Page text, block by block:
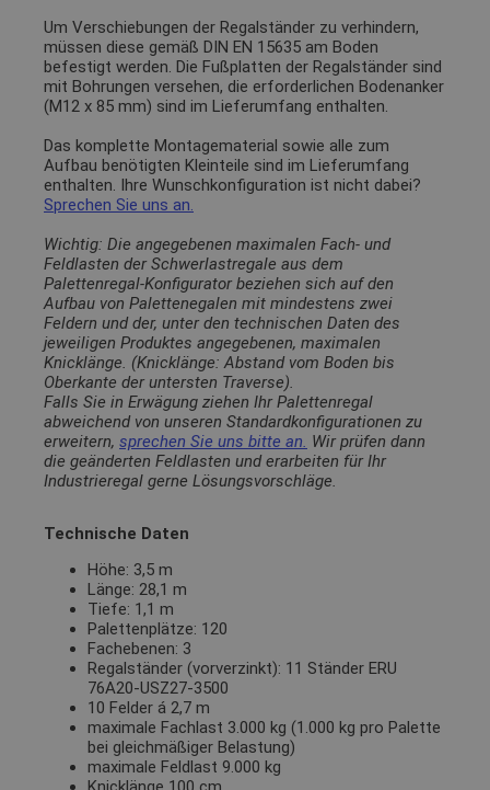
Um Verschiebungen der Regalständer zu verhindern,
müssen diese gemäß DIN EN 15635 am Boden
befestigt werden. Die Fußplatten der Regalständer sind
mit Bohrungen versehen, die erforderlichen Bodenanker
(M12 x 85 mm) sind im Lieferumfang enthalten.
Das komplette Montagematerial sowie alle zum
Aufbau benötigten Kleinteile sind im Lieferumfang
enthalten. Ihre Wunschkonfiguration ist nicht dabei?
Sprechen Sie uns an.
Wichtig: Die angegebenen maximalen Fach- und
Feldlasten der Schwerlastregale aus dem
Palettenregal-Konfigurator beziehen sich auf den
Aufbau von Palettenegalen mit mindestens zwei
Feldern und der, unter den technischen Daten des
jeweiligen Produktes angegebenen, maximalen
Knicklänge. (Knicklänge: Abstand vom Boden bis
Oberkante der untersten Traverse).
Falls Sie in Erwägung ziehen Ihr Palettenregal
abweichend von unseren Standardkonfigurationen zu
erweitern, sprechen Sie uns bitte an. Wir prüfen dann
die geänderten Feldlasten und erarbeiten für Ihr
Industrieregal gerne Lösungsvorschläge.
Technische Daten
Höhe: 3,5 m
Länge: 28,1 m
Tiefe: 1,1 m
Palettenplätze: 120
Fachebenen: 3
Regalständer (vorverzinkt): 11 Ständer ERU
76A20-USZ27-3500
10 Felder á 2,7 m
maximale Fachlast 3.000 kg (1.000 kg pro Palette
bei gleichmäßiger Belastung)
maximale Feldlast 9.000 kg